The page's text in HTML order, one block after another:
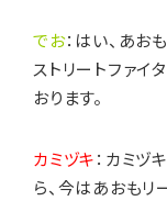
でお：はい、あお
ストリートファイ
おります。
カミヅキ ：カミヅ
ら、今はあおもリ